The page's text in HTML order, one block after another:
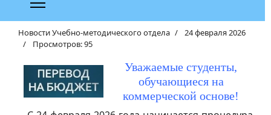
Новости Учебно-методического отдела
24 февраля 2026
Просмотров: 95
Уважаемые студенты,
обучающиеся на
коммерческой основе!